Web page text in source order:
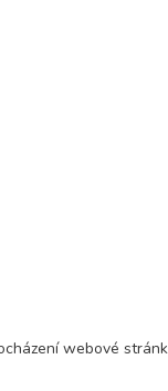
webové